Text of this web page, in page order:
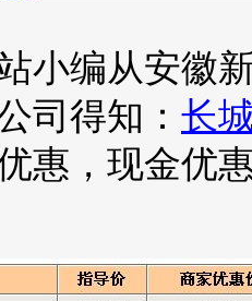
编从安徽
司得知： 长
惠，现金优